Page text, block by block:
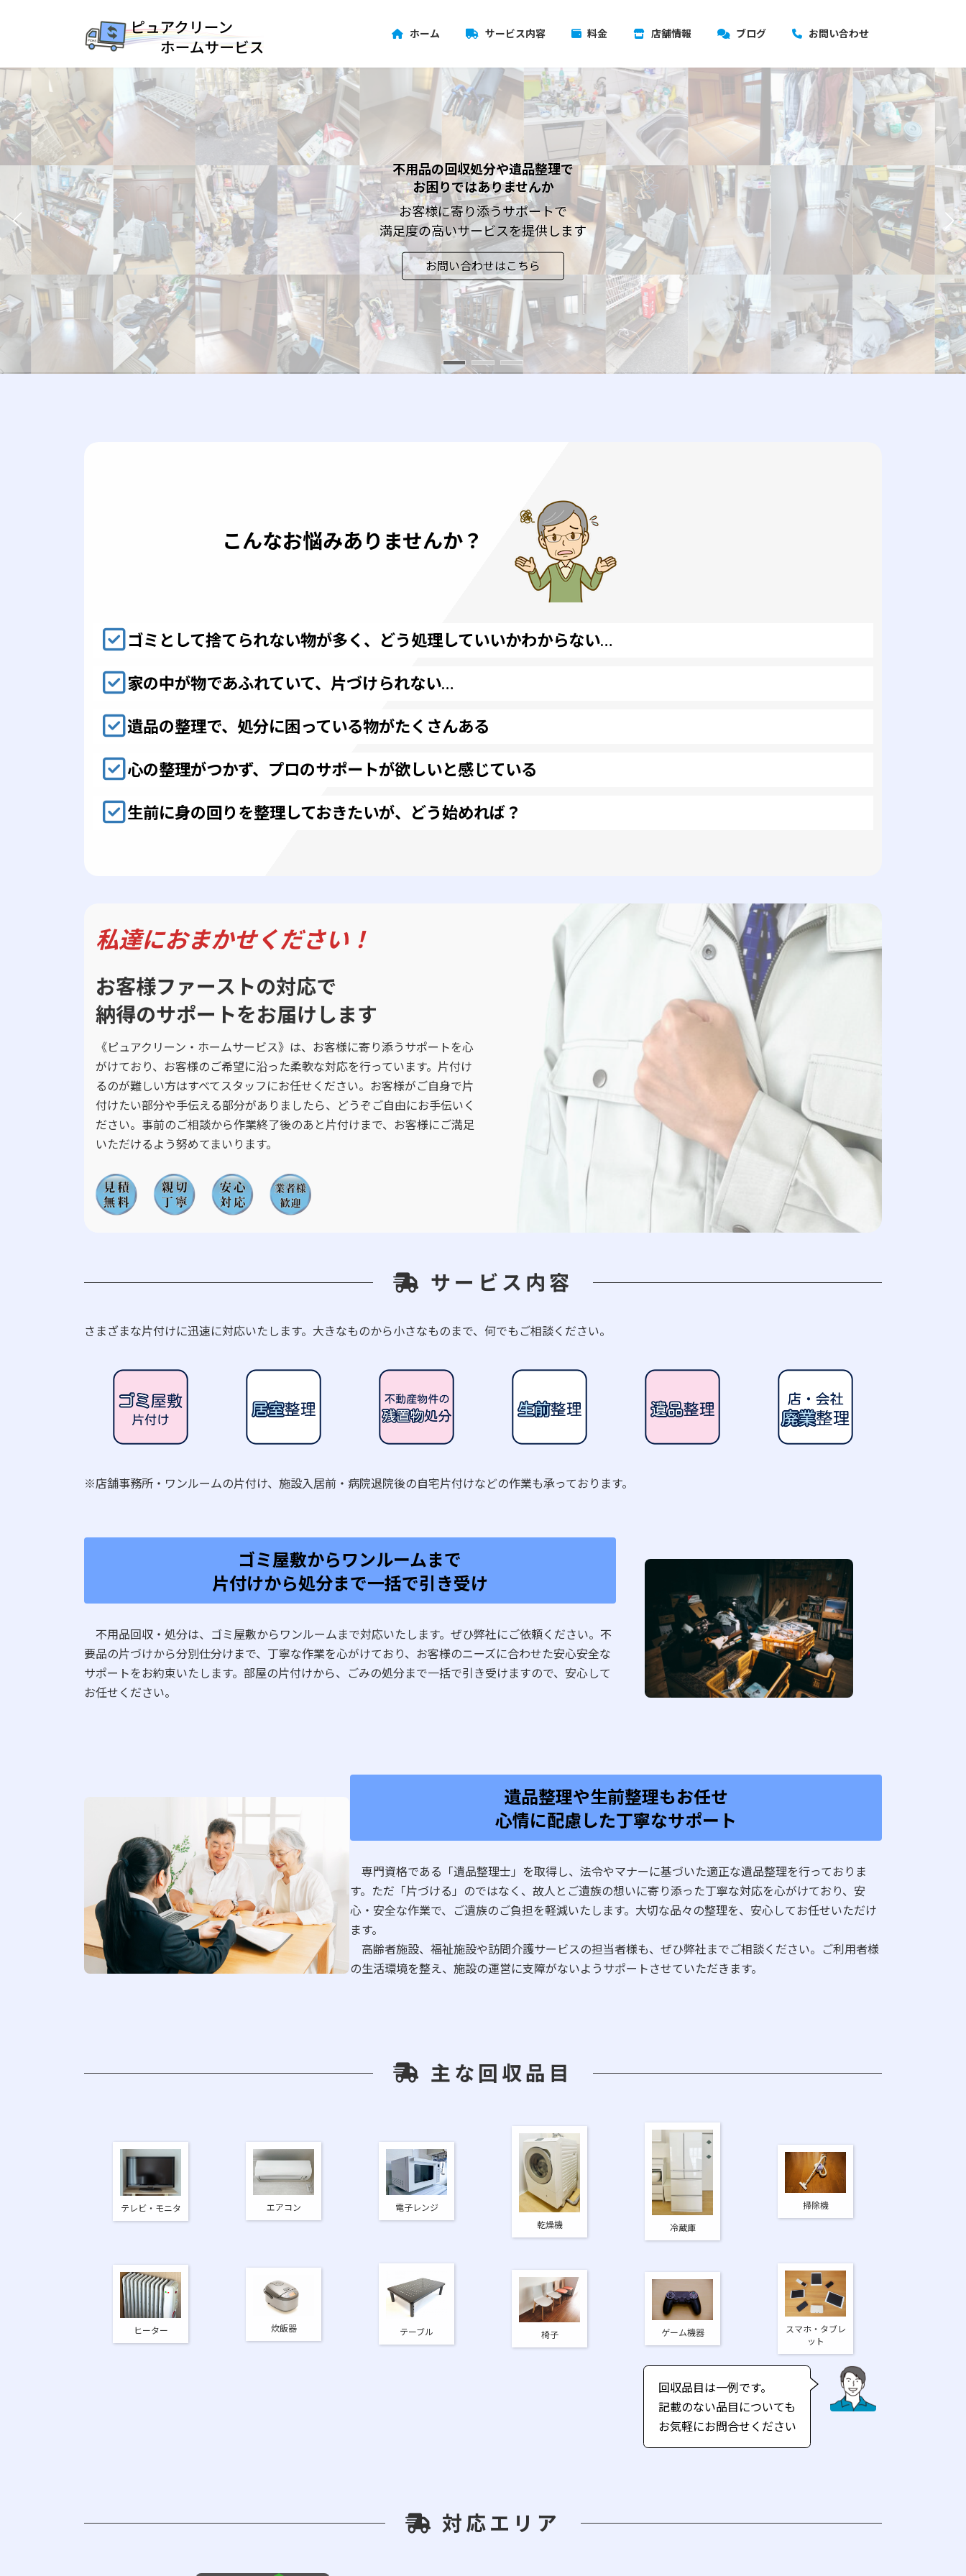
ツ
へ
ス
キ
ッ
プ
シ
ョ
ン
に
移
動
ホーム サービス内容 料金 店舗情報 ブログ お問い合わせ
故人とご遺族の想いに寄り添う
遺品整理のお手伝い
遺品整理士の資格を持つスタッフが
丁寧に対応します
お問い合わせはこちら
不用品の回収処分や遺品整理で
お困りではありませんか
お客様に寄り添うサポートで
満足度の高いサービスを提供します
お問い合わせはこちら
片付けの悩みはプロにおまかせ
スピード回収で時間と心にゆとりを
不用品の片付けから処分まで
一括して引き受けます
お問い合わせはこちら
故人とご遺族の想いに寄り添う
遺品整理のお手伝い
遺品整理士の資格を持つスタッフが
丁寧に対応します
お問い合わせはこちら
不用品の回収処分や遺品整理で
お困りではありませんか
お客様に寄り添うサポートで
満足度の高いサービスを提供します
お問い合わせはこちら
こんなお悩みありませんか？
ゴミとして捨てられない物が多く、どう処理していいかわからない…
家の中が物であふれていて、片づけられない…
遺品の整理で、処分に困っている物がたくさんある
心の整理がつかず、プロのサポートが欲しいと感じている
生前に身の回りを整理しておきたいが、どう始めれば？
私達におまかせください ！
お客様ファーストの対応で
納得のサポートをお届けします
《ピュアクリーン・ホームサービス》は、お客様に寄り添うサポートを心
がけており、お客様のご希望に沿った柔軟な対応を行っています。片付け
るのが難しい方はすべてスタッフにお任せください。お客様がご自身で片
付けたい部分や手伝える部分がありましたら、どうぞご自由にお手伝いく
ださい。事前のご相談から作業終了後のあと片付けまで、お客様にご満足
いただけるよう努めてまいります。
サービス内容
さまざまな片付けに迅速に対応いたします。大きなものから小さなものまで、何でもご相談ください。
※店舗事務所・ワンルームの片付け、施設入居前・病院退院後の自宅片付けなどの作業も承っております。
ゴミ屋敷からワンルームまで
片付けから処分まで一括で引き受け
不用品回収・処分は、ゴミ屋敷からワンルームまで対応いたします。ぜひ弊社にご依頼ください。不
要品の片づけから分別仕分けまで、丁寧な作業を心がけており、お客様のニーズに合わせた安心安全な
サポートをお約束いたします。部屋の片付けから、ごみの処分まで一括で引き受けますので、安心して
お任せください。
遺品整理や生前整理もお任せ
心情に配慮した丁寧なサポート
専門資格である「遺品整理士」を取得し、法令やマナーに基づいた適正な遺品整理を行っておりま
す。ただ「片づける」のではなく、故人とご遺族の想いに寄り添った丁寧な対応を心がけており、安
心・安全な作業で、ご遺族のご負担を軽減いたします。大切な品々の整理を、安心してお任せいただけ
ます。
高齢者施設、福祉施設や訪問介護サービスの担当者様も、ぜひ弊社までご相談ください。ご利用者様
の生活環境を整え、施設の運営に支障がないようサポートさせていただきます。
主な回収品目
テレビ・モニタ エアコン
電子レンジ
乾燥機
冷蔵庫
掃除機
ヒーター 炊飯器 テーブル 椅子 ゲーム機器
スマホ・タブレ
ット
回収品目は一例です。
記載のない品目についても
お気軽にお問合せください
対応エリア